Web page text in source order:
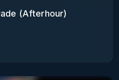
(Afterhour)